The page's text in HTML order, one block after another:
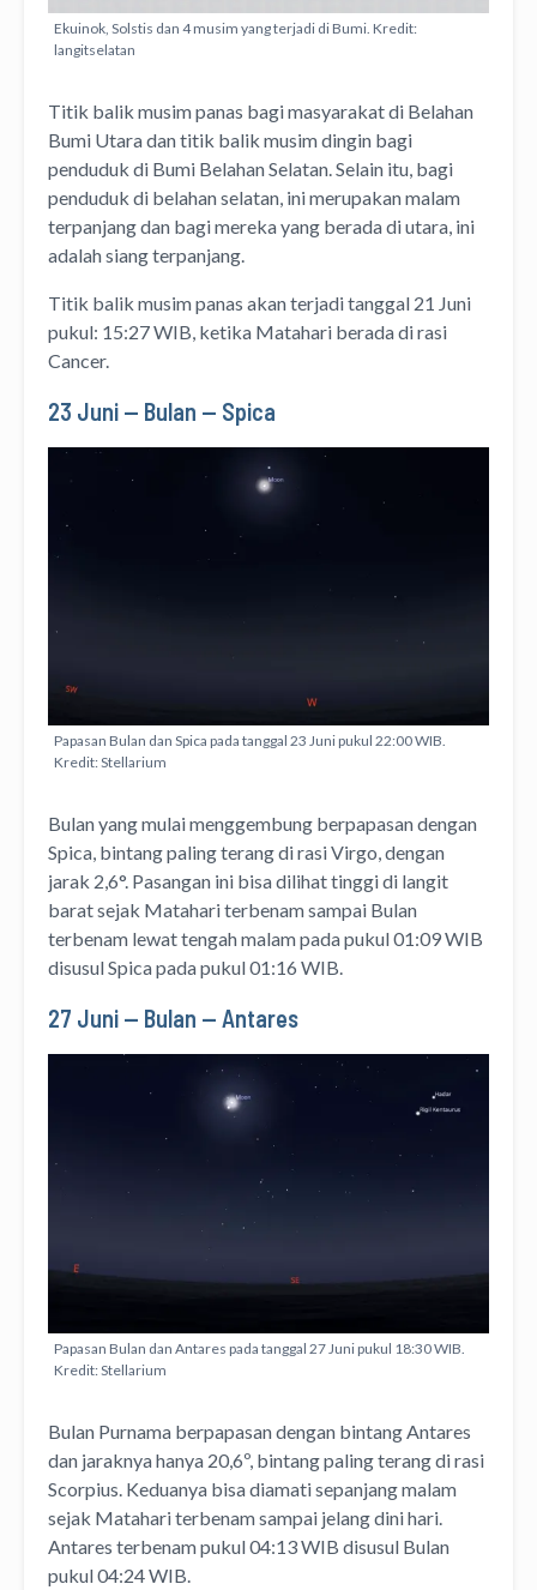
Ekuinok, Solstis dan 4 musim yang terjadi di Bumi. Kredit:
langitselatan
Titik balik musim panas bagi masyarakat di Belahan
Bumi Utara dan titik balik musim dingin bagi
penduduk di Bumi Belahan Selatan. Selain itu, bagi
penduduk di belahan selatan, ini merupakan malam
terpanjang dan bagi mereka yang berada di utara, ini
adalah siang terpanjang.
Titik balik musim panas akan terjadi tanggal 21 Juni
pukul: 15:27 WIB, ketika Matahari berada di rasi
Cancer.
23 Juni — Bulan — Spica
Papasan Bulan dan Spica pada tanggal 23 Juni pukul 22:00 WIB.
Kredit: Stellarium
Bulan yang mulai menggembung berpapasan dengan
Spica, bintang paling terang di rasi Virgo, dengan
jarak 2,6°. Pasangan ini bisa dilihat tinggi di langit
barat sejak Matahari terbenam sampai Bulan
terbenam lewat tengah malam pada pukul 01:09 WIB
disusul Spica pada pukul 01:16 WIB.
27 Juni — Bulan — Antares
Papasan Bulan dan Antares pada tanggal 27 Juni pukul 18:30 WIB.
Kredit: Stellarium
Bulan Purnama berpapasan dengan bintang Antares
dan jaraknya hanya 20,6º, bintang paling terang di rasi
Scorpius. Keduanya bisa diamati sepanjang malam
sejak Matahari terbenam sampai jelang dini hari.
Antares terbenam pukul 04:13 WIB disusul Bulan
pukul 04:24 WIB.